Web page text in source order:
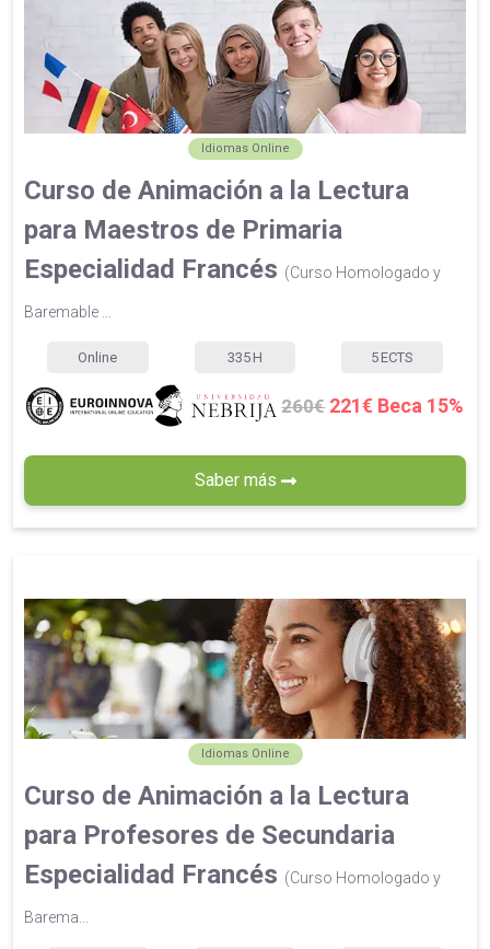
Idiomas Online
Curso de Animación a la Lectura
para Maestros de Primaria
Especialidad Francés (Curso Homologado y
Baremable ...
Online 335 H 5 ECTS
260€ 221€ Beca 15%
Saber más
Idiomas Online
Curso de Animación a la Lectura
para Profesores de Secundaria
Especialidad Francés (Curso Homologado y
Barema...